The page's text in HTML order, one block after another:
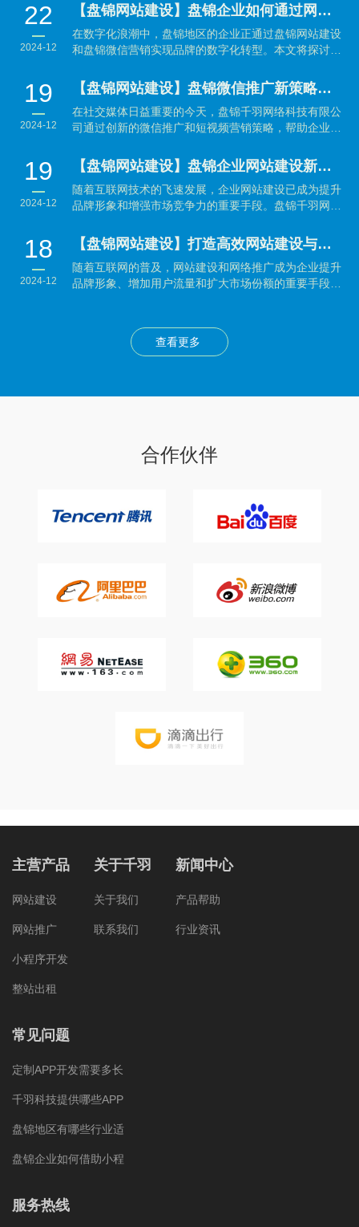
22
2024-12
【盘锦网站建设】盘锦企业如何通过网站建设与微信营销实现数字化转型？
在数字化浪潮中，盘锦地区的企业正通过盘锦网站建设
和盘锦微信营销实现品牌的数字化转型。本文将探讨如
19
2024-12
【盘锦网站建设】盘锦微信推广新策略：结合短视频营销引爆品牌传播
在社交媒体日益重要的今天，盘锦千羽网络科技有限公
司通过创新的微信推广和短视频营销策略，帮助企业有
19
2024-12
【盘锦网站建设】盘锦企业网站建设新趋势：提升品牌形象与用户体验并重
随着互联网技术的飞速发展，企业网站建设已成为提升
品牌形象和增强市场竞争力的重要手段。盘锦千羽网络
18
2024-12
【盘锦网站建设】打造高效网站建设与网络推广策略：企业制胜数字时代的秘籍
随着互联网的普及，网站建设和网络推广成为企业提升
品牌形象、增加用户流量和扩大市场份额的重要手段。
查看更多
合作伙伴
主营产品
网站建设
网站推广
小程序开发
整站出租
关于千羽
关于我们
联系我们
新闻中心
产品帮助
行业资讯
常见问题
定制APP开发需要多长
千羽科技提供哪些APP
盘锦地区有哪些行业适
盘锦企业如何借助小程
服务热线